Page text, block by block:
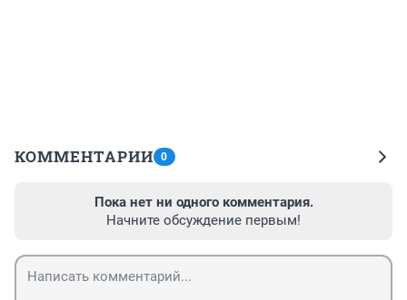
КОММЕНТАРИИ 0
Пока нет ни одного комментария.
Начните обсуждение первым!